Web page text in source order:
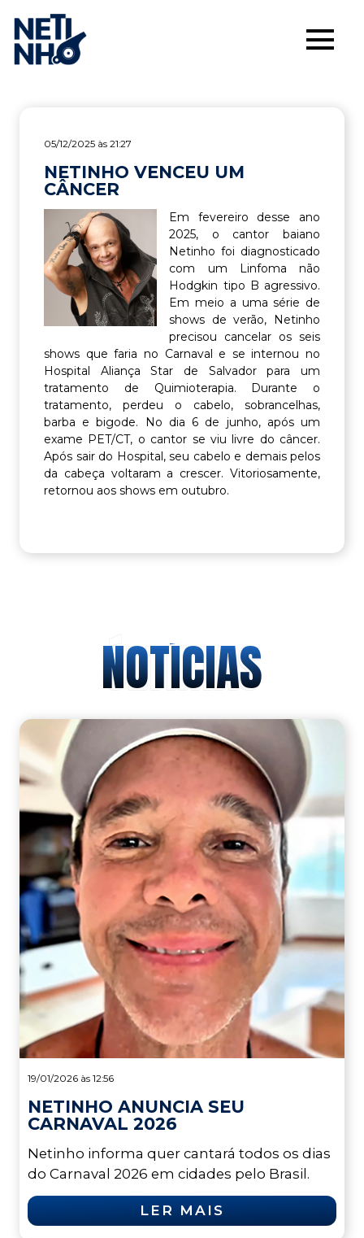
05/12/2025 às 21:27
NETINHO VENCEU UM
CÂNCER
Em fevereiro desse ano
2025, o cantor baiano
Netinho foi diagnosticado
com um Linfoma não
Hodgkin tipo B agressivo.
Em meio a uma série de
shows de verão, Netinho
precisou cancelar os seis
shows que faria no Carnaval e se internou no
Hospital Aliança Star de Salvador para um
tratamento de Quimioterapia. Durante o
tratamento, perdeu o cabelo, sobrancelhas,
barba e bigode. No dia 6 de junho, após um
exame PET/CT, o cantor se viu livre do câncer.
Após sair do Hospital, seu cabelo e demais pelos
da cabeça voltaram a crescer. Vitoriosamente,
retornou aos shows em outubro.
NOTÍCIAS
ÚLTIMAS
19/01/2026 às 12:56
NETINHO ANUNCIA SEU
CARNAVAL 2026
Netinho informa quer cantará todos os dias
do Carnaval 2026 em cidades pelo Brasil.
LER MAIS